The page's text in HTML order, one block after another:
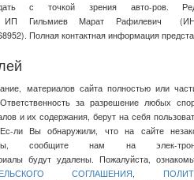
с точкой зрения авто-ров.
ИП Гильмиев Марат Рафилевич
Полная контактная информация
материалов сайта полностью или
за разрешение любых
и их содержания, берут на себя
ли Вы обнаружили, что на сайте
сообщите нам на элек-
будут удалены. Пожалуйста,
СОГЛАШЕНИЯ,